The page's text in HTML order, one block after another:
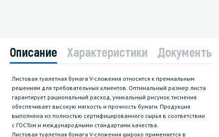
Описание Характеристики Документы
Листовая туалетная бумага V-сложения относится к премиальным
решениям для требовательных клиентов. Оптимальный размер листа
гарантирует рациональный расход, уникальный рисунок тиснения
обеспечивает высокую мягкость и прочность бумаги. Продукция
выполнена из полностью сертифицированного сырья в соответствии
с ГОСТом и международными стандартами качества.
Листовая туалетная бумага V-сложения широко применяется в